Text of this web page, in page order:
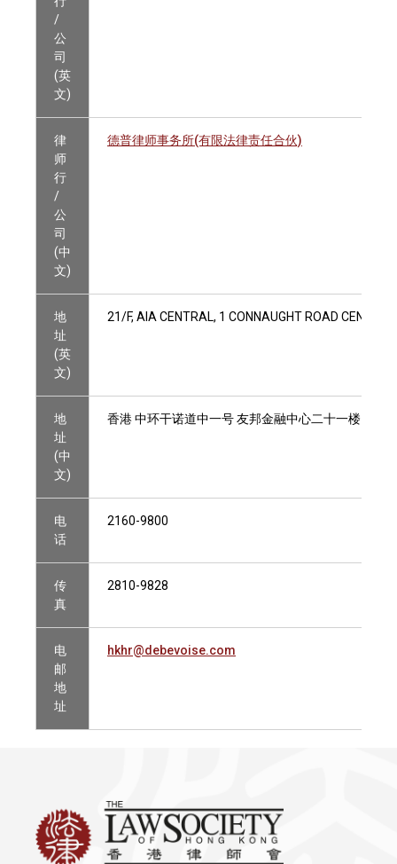
/
公
司
(英
文)
律
师
行
/
公
司
(中
文)
德普律师事务所(有限法律责任合伙)
地
址
(英
文)
21/F, AIA CENTRAL, 1 CONNAUGHT ROAD
地
址
(中
文)
香港 中环干诺道中一号 友邦金融中心二十一楼
电
话
2160-9800
传
真
2810-9828
电
邮
地
址
hkhr@debevoise.com